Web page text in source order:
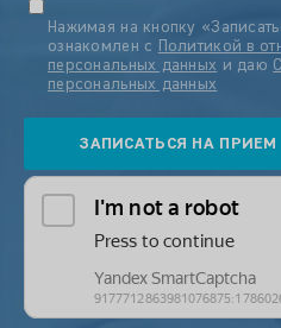
Нажимая на кнопку
ознакомлен с
Политикой в
персональных данных и даю
персональных данных